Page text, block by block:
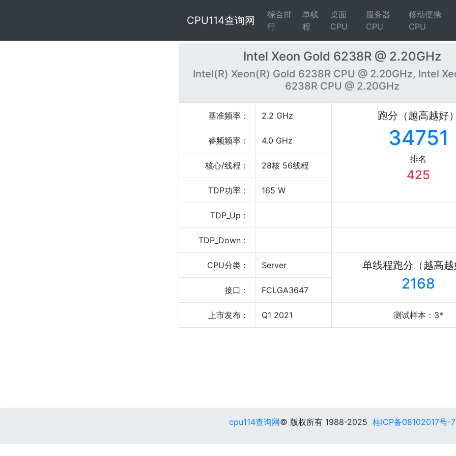
CPU114查询网
综合排
行
单线
程
桌面
CPU
服务器
CPU
移动便携
CPU
Intel Xeon Gold 6238R @ 2.20GHz
Intel(R) Xeon(R) Gold 6238R CPU @ 2.20GHz, Intel
6238R CPU @ 2.20GHz
基准频率： 2.2 GHz 跑分（越高越好
34751
排名
425
睿频频率： 4.0 GHz
核心/线程： 28核 56线程
TDP功率： 165 W
TDP_Up：
TDP_Down：
CPU分类： Server 单线程跑分（越高
2168
接口： FCLGA3647
上市发布： Q1 2021 测试样本：3*
cpu114查询网© 版权所有 1988-2025 桂ICP备08102017号-7